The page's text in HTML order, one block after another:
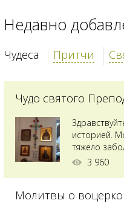
Недавно
Чудеса Притчи
историей.
тяжело
сложнейшая
святого
3 960
Молитвы о